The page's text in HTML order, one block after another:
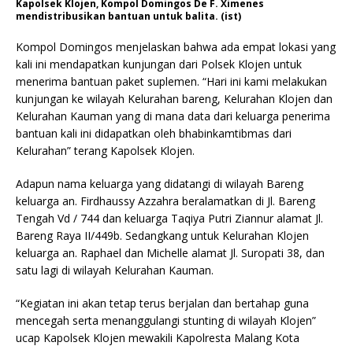
Kapolsek Klojen, Kompol Domingos De F. Ximenes
mendistribusikan bantuan untuk balita. (ist)
Kompol Domingos menjelaskan bahwa ada empat lokasi yang
kali ini mendapatkan kunjungan dari Polsek Klojen untuk
menerima bantuan paket suplemen. “Hari ini kami melakukan
kunjungan ke wilayah Kelurahan bareng, Kelurahan Klojen dan
Kelurahan Kauman yang di mana data dari keluarga penerima
bantuan kali ini didapatkan oleh bhabinkamtibmas dari
Kelurahan” terang Kapolsek Klojen.
Adapun nama keluarga yang didatangi di wilayah Bareng
keluarga an. Firdhaussy Azzahra beralamatkan di Jl. Bareng
Tengah Vd / 744 dan keluarga Taqiya Putri Ziannur alamat Jl.
Bareng Raya II/449b. Sedangkang untuk Kelurahan Klojen
keluarga an. Raphael dan Michelle alamat Jl. Suropati 38, dan
satu lagi di wilayah Kelurahan Kauman.
“Kegiatan ini akan tetap terus berjalan dan bertahap guna
mencegah serta menanggulangi stunting di wilayah Klojen”
ucap Kapolsek Klojen mewakili Kapolresta Malang Kota